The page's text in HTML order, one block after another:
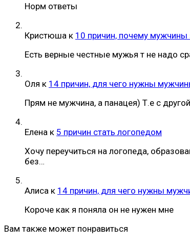
Норм ответы
Кристюша к 10 причин, почему
Есть верные честные мужья т не надо
Оля к 14 причин, для чего нужны
Прям не мужчина, а панацея) Т.е с
Елена к 5 причин стать логопедом
Хочу переучиться на логопеда,
без…
Алиса к 14 причин, для чего нужны
Короче как я поняла он не нужен мне
Вам также может понравиться